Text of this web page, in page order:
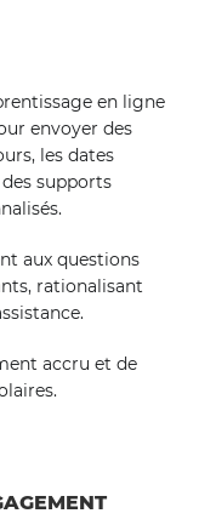
en ligne
envoyer des
les dates
supports
aux questions
rationalisant
accru et de